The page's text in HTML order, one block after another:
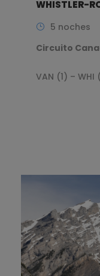
WHISTLER-
5 noches
Circuito
VAN (1) – WHI